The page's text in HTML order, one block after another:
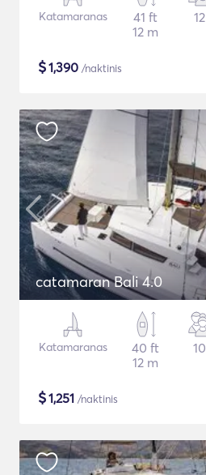
Katamaranas
41 ft
12 m
12
$1,390 /naktinis
catamaran Bali 4.0
Katamaranas
40 ft
12 m
10
$1,251 /naktinis